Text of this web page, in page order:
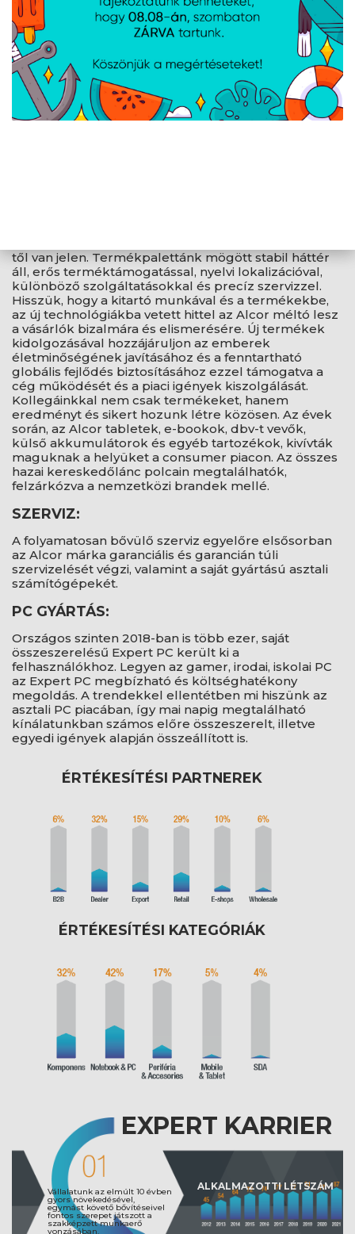
NAGYKERESKEDELEM:
Célunk az, hogy minél szélesebb
termékkínálatunkkal, mely ma felöleli az IT,
telekommunikáció, szórakoztató elektronika, okos
otthon, biztonságtechnika területeit is vásárló
partnereink részére a tőlünk megszokott
hozzáértéssel, gyorsasággal és hatékonysággal
től van jelen. Termékpalettánk mögött stabil háttér
áll, erős terméktámogatással, nyelvi lokalizációval,
különböző szolgáltatásokkal és precíz szervizzel.
Hisszük, hogy a kitartó munkával és a termékekbe,
az új technológiákba vetett hittel az Alcor méltó lesz
a vásárlók bizalmára és elismerésére. Új termékek
kidolgozásával hozzájáruljon az emberek
életminőségének javításához és a fenntartható
globális fejlődés biztosításához ezzel támogatva a
cég működését és a piaci igények kiszolgálását.
Kollegáinkkal nem csak termékeket, hanem
eredményt és sikert hozunk létre közösen. Az évek
során, az Alcor tabletek, e-bookok, dbv-t vevők,
külső akkumulátorok és egyéb tartozékok, kivívták
maguknak a helyüket a consumer piacon. Az összes
hazai kereskedőlánc polcain megtalálhatók,
felzárkózva a nemzetközi brandek mellé.
SZERVIZ:
A folyamatosan bővülő szerviz egyelőre elsősorban
az Alcor márka garanciális és garancián túli
szervizelését végzi, valamint a saját gyártású asztali
számítógépekét.
PC GYÁRTÁS:
Országos szinten 2018-ban is több ezer, saját
összeszerelésű Expert PC került ki a
felhasználókhoz. Legyen az gamer, irodai, iskolai PC
az Expert PC megbízható és költséghatékony
megoldás. A trendekkel ellentétben mi hiszünk az
asztali PC piacában, így mai napig megtalálható
kínálatunkban számos előre összeszerelt, illetve
egyedi igények alapján összeállított is.
ÉRTÉKESÍTÉSI PARTNEREK
ÉRTÉKESÍTÉSI KATEGÓRIÁK
EXPERT KARRIER
ALKALMAZOTTI LÉTSZÁM
Vállalatunk az elmúlt 10 évben
gyors növekedésével,
egymást követő bővítéseivel
fontos szerepet játszott a
szakképzett munkaerő
vonzásában.